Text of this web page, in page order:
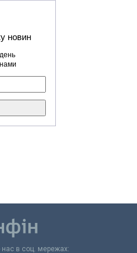
новин
нас в соц. мережах: